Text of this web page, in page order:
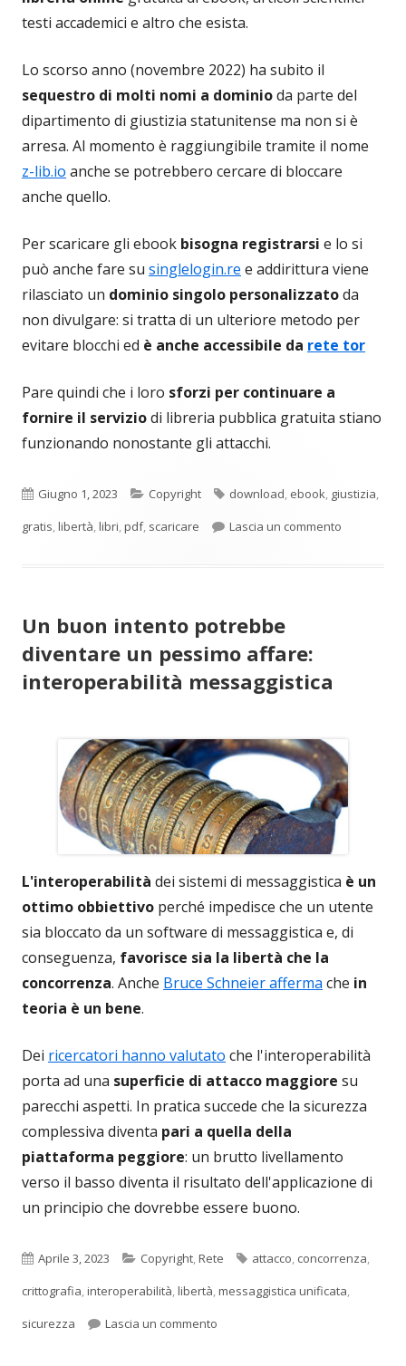
testi accademici e altro che esista.
Lo scorso anno (novembre 2022) ha subito il
sequestro di molti nomi a dominioda parte del
dipartimento di giustizia statunitense ma non si è
arresa. Al momento è raggiungibile tramite il nome
z-lib.io anche se potrebbero cercare di bloccare
anche quello.
Per scaricare gli ebook bisogna registrarsi e lo si
può anche fare su singlelogin.re e addirittura viene
rilasciato un dominio singolo personalizzatoda
non divulgare: si tratta di un ulteriore metodo per
evitare blocchi ed è anche accessibile da rete tor
Pare quindi che i loro sforzi per continuare a
fornire il serviziodi libreria pubblica gratuita stiano
funzionando nonostante gli attacchi.
Pubblicato
Giugno 1, 2023 Categorie
Copyright Tag
download ebook giustizia
gratis libertà libri pdf, scaricare Lascia un commento
Un buon intento potrebbe
diventare un pessimo affare:
interoperabilità messaggistica
L'interoperabilità dei sistemi di messaggistica è un
ottimo obbiettivo perché impedisce che un utente
sia bloccato da un software di messaggistica e, di
conseguenza, favorisce sia la libertà che la
concorrenza. Anche Bruce Schneier afferma che in
teoria è un bene.
Dei ricercatori hanno valutato che l'interoperabilità
porta ad una superficie di attacco maggiore su
parecchi aspetti. In pratica succede che la sicurezza
complessiva diventa pari a quella della
piattaforma peggiore: un brutto livellamento
verso il basso diventa il risultato dell'applicazione di
un principio che dovrebbe essere buono.
Pubblicato
Aprile 3, 2023 Categorie
Copyright,Rete Tag
attacco, concorrenza,
crittografia,interoperabilità,libertà,messaggistica unificata,
sicurezza
Lascia un commento